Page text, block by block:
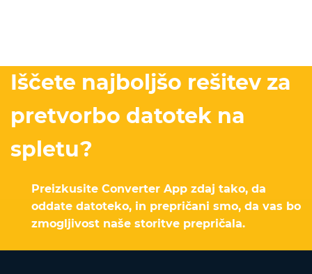
Iščete najboljšo rešitev za
pretvorbo datotek na
spletu?
Preizkusite Converter App zdaj tako, da
oddate datoteko, in prepričani smo, da vas bo
zmogljivost naše storitve prepričala.